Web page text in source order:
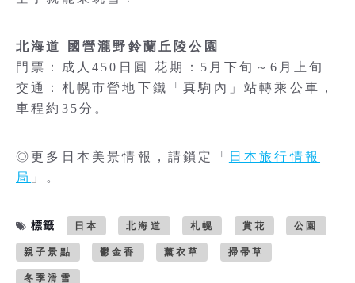
北海道 國營瀧野鈴蘭丘陵公園
門票：成人450日圓 花期：5月下旬～6月上旬
交通：札幌市營地下鐵「真駒內」站轉乘公車，
車程約35分。
◎更多日本美景情報，請鎖定「
日本旅行情報
局 」。
標籤 日本 北海道 札幌 賞花 公園
親子景點 鬱金香 薰衣草 掃帚草
冬季滑雪